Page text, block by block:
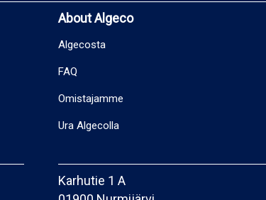
About Algeco
Algecosta
FAQ
Omistajamme
Ura Algecolla
Karhutie 1 A